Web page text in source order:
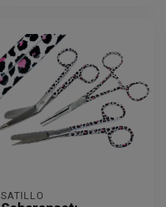
SATILLO